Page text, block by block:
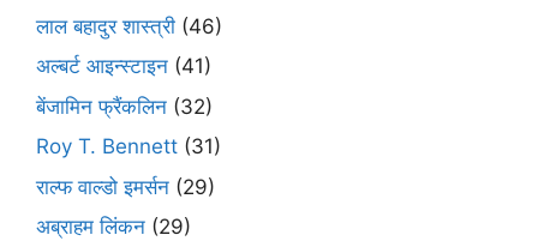
लाल बहादुर शास्त्री (46)
अल्बर्ट आइन्स्टाइन (41)
बेंजामिन फ्रैंकलिन (32)
Roy T. Bennett (31)
राल्फ वाल्डो इमर्सन (29)
अब्राहम लिंकन (29)